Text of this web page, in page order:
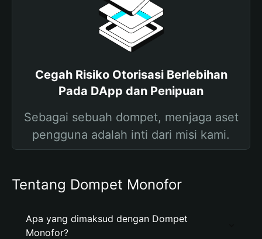
Cegah Risiko Otorisasi Berlebihan
Pada DApp dan Penipuan
Sebagai sebuah dompet, menjaga aset
pengguna adalah inti dari misi kami.
Tentang Dompet Monofor
Apa yang dimaksud dengan Dompet
Monofor?